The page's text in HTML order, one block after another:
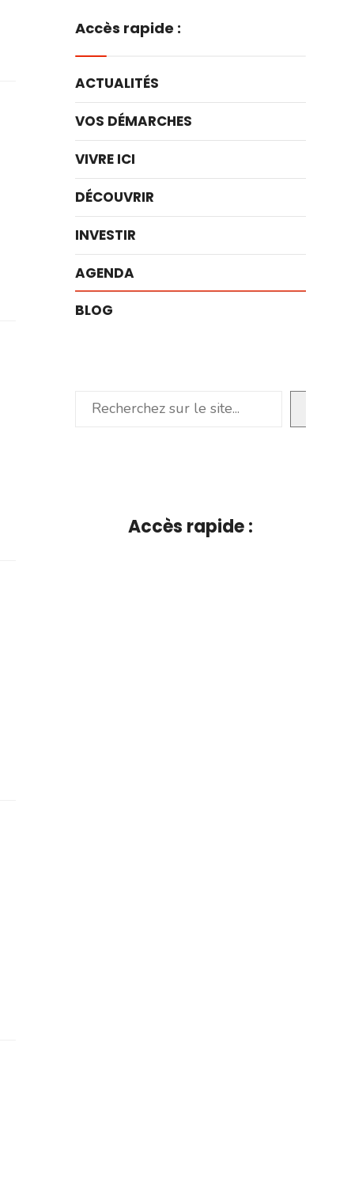
Accès rapide :
ACTUALITÉS
VOS DÉMARCHES
VIVRE ICI
DÉCOUVRIR
INVESTIR
AGENDA
BLOG
Rechercher
Accès rapide :